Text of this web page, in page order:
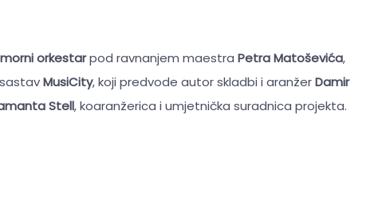
orkestarpod ravnanjem maestra Petra Matoševića,
MusiCity, koji predvode autor skladbi i aranžerDamir
Stell, koaranžerica i umjetnička suradnica projekta.